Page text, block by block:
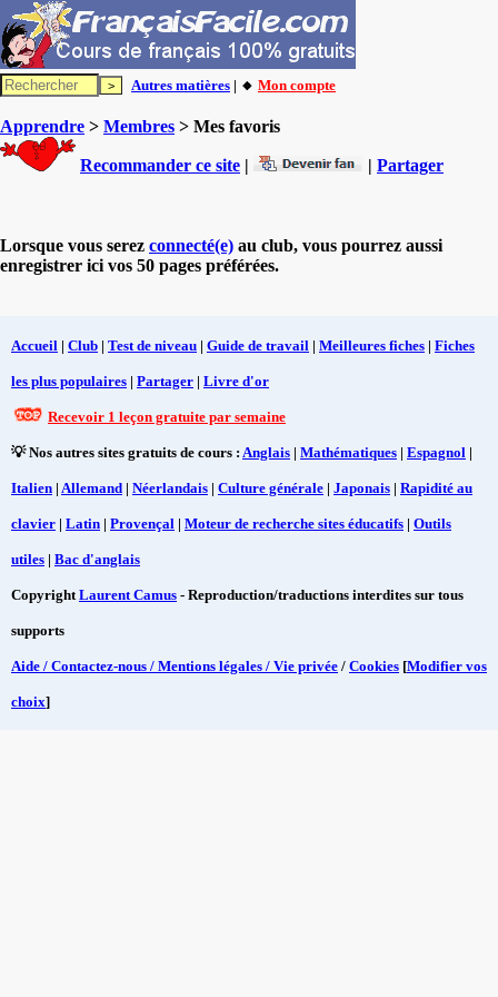
Autres matières | 🔸 Mon compte
Apprendre > Membres > Mes favoris
Recommander ce site | | Partager
Lorsque vous serez connecté(e) au club, vous pourrez aussi
enregistrer ici vos 50 pages préférées.
Accueil | Club | Test de niveau | Guide de travail | Meilleures fiches | Fiches
les plus populaires | Partager | Livre d'or
Recevoir 1 leçon gratuite par semaine
💡 Nos autres sites gratuits de cours : Anglais | Mathématiques | Espagnol |
Italien | Allemand | Néerlandais | Culture générale | Japonais | Rapidité au
clavier | Latin | Provençal | Moteur de recherche sites éducatifs | Outils
utiles | Bac d'anglais
CopyrightLaurent Camus - Reproduction/traductions interdites sur tous
supports
Aide / Contactez-nous / Mentions légales / Vie privée / Cookies [Modifier vos
choix]